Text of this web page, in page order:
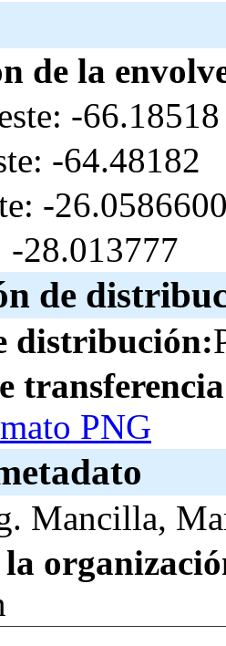
de la
-66.18518
-64.48182
-
28.013777
de
distribución:
PNG
Mancilla,